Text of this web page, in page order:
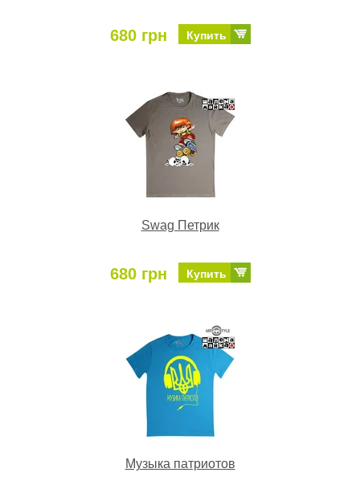
680 грн Купить
Swag Петрик
680 грн Купить
Музыка патриотов